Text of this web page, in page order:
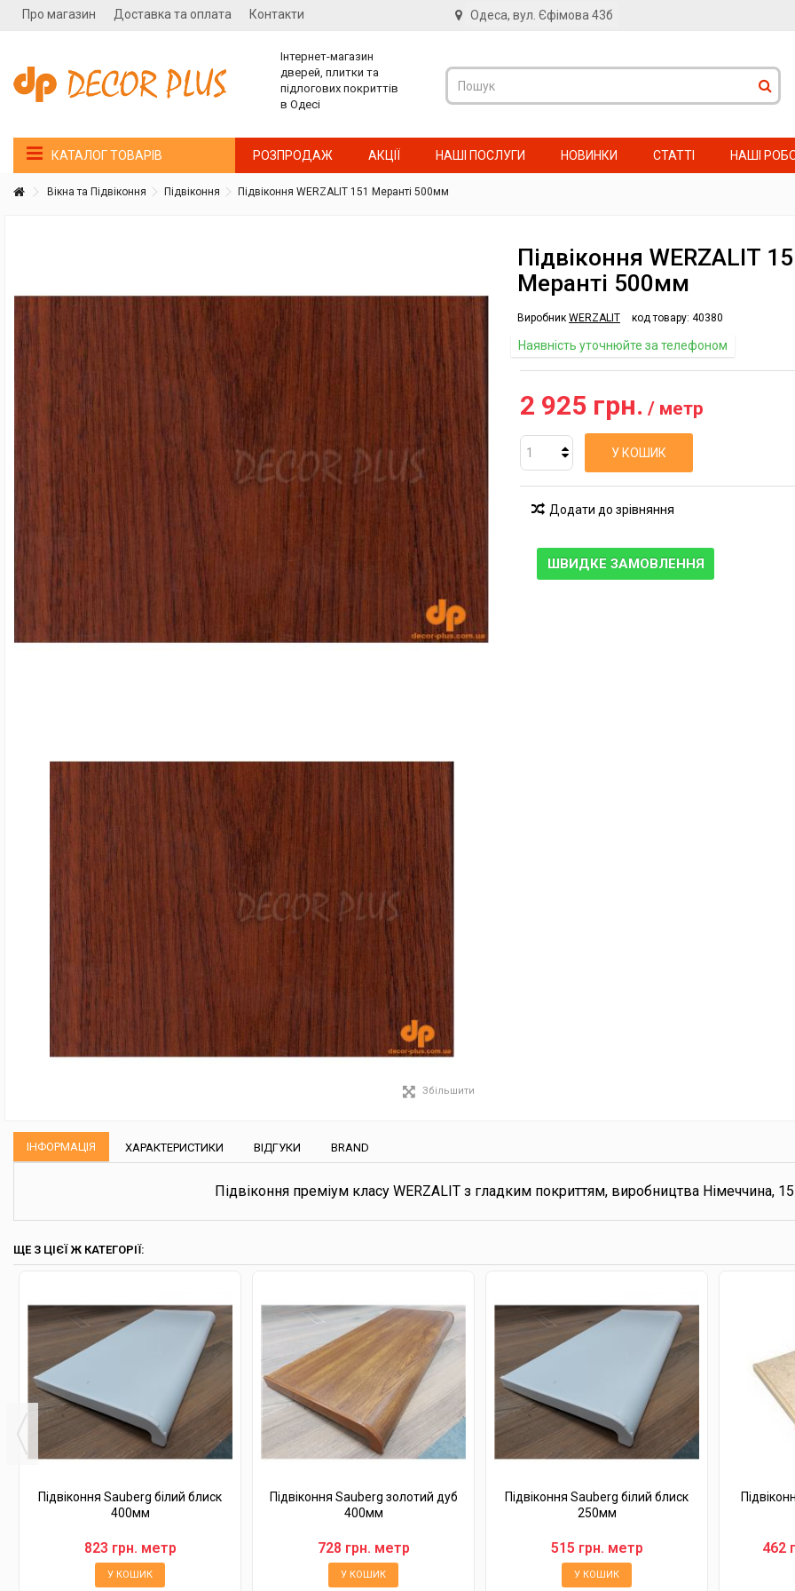
Про магазин Доставка та оплата Контакти Одеса, вул. Єфімова 43б
Інтернет-магазин
дверей, плитки та
підлогових покриттів
в Одесі
КАТАЛОГ ТОВАРІВ РОЗПРОДАЖ АКЦІЇ НАШІ ПОСЛУГИ НОВИНКИ СТАТТІ НАШІ
Вікна та Підвіконня Підвіконня Підвіконня WERZALIT 151 Меранті 500мм
Збільшити
Підвіконня WERZALIT
Меранті 500мм
Виробник WERZALIT код товару: 40380
Наявність уточнюйте за телефоном
2 925 грн. / метр
У КОШИК
Додати до зрівняння
ШВИДКЕ ЗАМОВЛЕННЯ
ІНФОРМАЦІЯ ХАРАКТЕРИСТИКИ ВІДГУКИ BRAND
Підвіконня преміум класу WERZALIT з гладким покриттям, виробництва Німеччина,
ЩЕ З ЦІЄЇ Ж КАТЕГОРІЇ:
Підвіконня Sauberg білий блиск
400мм
823 грн. метр
У КОШИК
Підвіконня Sauberg золотий дуб
400мм
728 грн. метр
У КОШИК
Підвіконня Sauberg білий блиск
250мм
515 грн. метр
У КОШИК
462